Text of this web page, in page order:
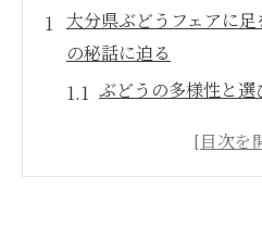
大分県ぶどうフェアに
の秘話に迫る
ぶどうの多様性と選